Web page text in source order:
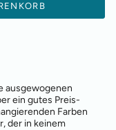
ausgewogenen
ein gutes Preis-
Farben
der in keinem